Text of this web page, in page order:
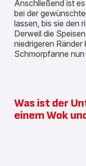
Anschließend ist
bei der
lassen, bis sie den
Derweil die
niedrigeren
Schmorpfanne
Was ist der
einem Wok